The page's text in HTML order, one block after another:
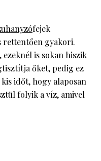
fejek
rettentően gyakori.
ezeknél is sokan hiszik
őket, pedig ez
időt, hogy alaposan
folyik a víz, amivel